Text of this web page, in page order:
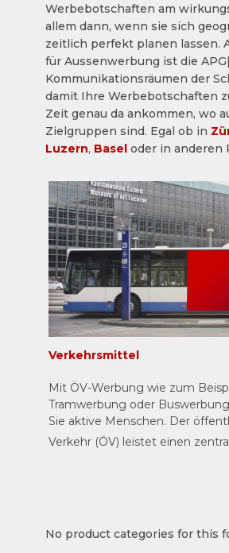
Werbebotschaften am
allem dann, wenn sie sich
zeitlich perfekt planen lassen.
für Aussenwerbung ist die
Kommunikationsräumen der
damit Ihre Werbebotschaften
Zeit genau da ankommen, wo
Zielgruppen sind. Egal ob in
Luzern, Baseloder in anderen
Verkehrsmittel
Mit ÖV-Werbung wie zum
Tramwerbung oder
Sie aktive Menschen. Der
Verkehr (ÖV) leistet einen
No product categories for this